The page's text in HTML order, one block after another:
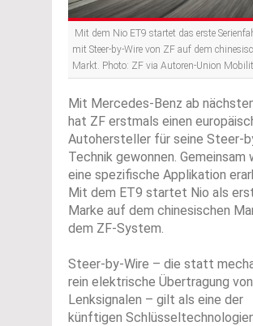
Mit dem Nio ET9 startet das erste
mit Steer-by-Wire von ZF auf dem
Markt. Photo: ZF via Autoren-Union
Mit Mercedes-Benz ab
hat ZF erstmals einen
Autohersteller für seine Steer-
Technik gewonnen. Gemeinsam
eine spezifische Applikation
Mit dem ET9 startet Nio als
Marke auf dem chinesischen
dem ZF-System.
Steer-by-Wire – die statt
rein elektrische Übertragung von
Lenksignalen – gilt als eine der
künftigen